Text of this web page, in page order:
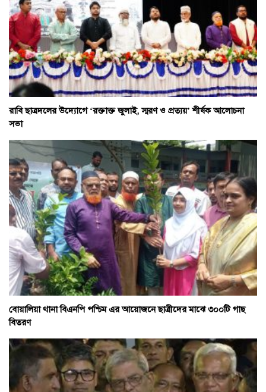
রাবি ছাত্রদলের উদ্যোগে ‘রক্তাক্ত জুলাই, স্মরণ ও প্রত্যয়’ শীর্ষক আলোচনা
সভা
বোয়ালিয়া থানা বিএনপি পশ্চিম এর আয়োজনে ছাত্রীদের মাঝে ৩০০টি গাছ
বিতরণ